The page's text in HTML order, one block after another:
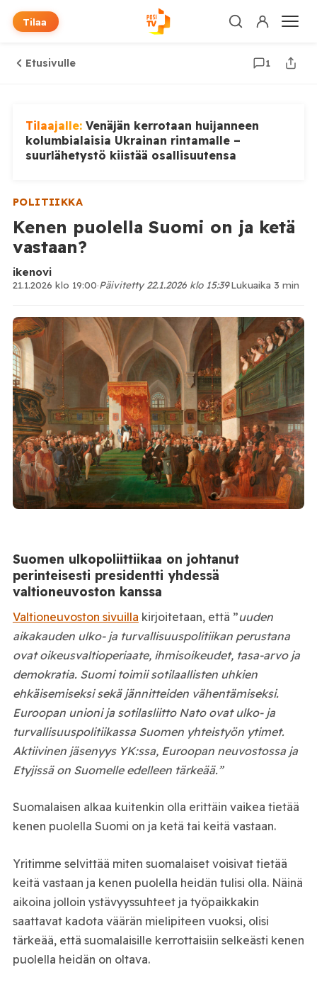
Tilaa
Etusivulle 1
Tilaajalle: Venäjän kerrotaan huijanneen
kolumbialaisia Ukrainan rintamalle –
suurlähetystö kiistää osallisuutensa
POLITIIKKA
Kenen puolella Suomi on ja ketä
vastaan?
ikenovi
21.1.2026 klo 19:00·Päivitetty 22.1.2026 klo 15:39·Lukuaika 3 min
Suomen ulkopoliittiikaa on johtanut
perinteisesti presidentti yhdessä
valtioneuvoston kanssa
Valtioneuvoston sivuilla kirjoitetaan, että ”uuden
aikakauden ulko- ja turvallisuuspolitiikan perustana
ovat oikeusvaltioperiaate, ihmisoikeudet, tasa-arvo ja
demokratia. Suomi toimii sotilaallisten uhkien
ehkäisemiseksi sekä jännitteiden vähentämiseksi.
Euroopan unioni ja sotilasliitto Nato ovat ulko- ja
turvallisuuspolitiikassa Suomen yhteistyön ytimet.
Aktiivinen jäsenyys YK:ssa, Euroopan neuvostossa ja
Etyjissä on Suomelle edelleen tärkeää.”
Suomalaisen alkaa kuitenkin olla erittäin vaikea tietää
kenen puolella Suomi on ja ketä tai keitä vastaan.
Yritimme selvittää miten suomalaiset voisivat tietää
keitä vastaan ja kenen puolella heidän tulisi olla. Näinä
aikoina jolloin ystävyyssuhteet ja työpaikkakin
saattavat kadota väärän mielipiteen vuoksi, olisi
tärkeää, että suomalaisille kerrottaisiin selkeästi kenen
puolella heidän on oltava.